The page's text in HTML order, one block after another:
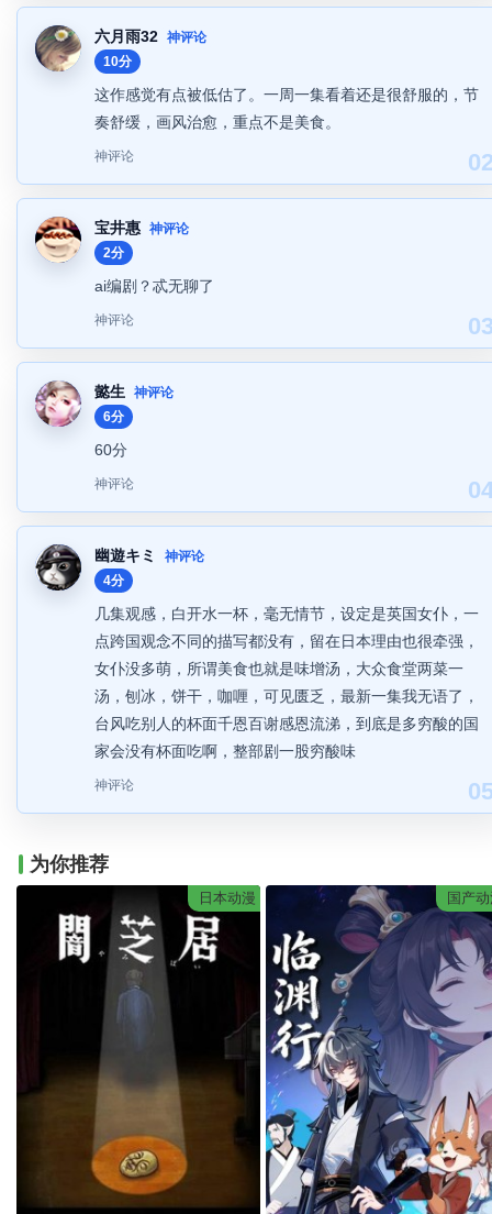
六月雨32 神评论
10分
这作感觉有点被低估了。一周一集看着还是很舒服的，节
奏舒缓，画风治愈，重点不是美食。
神评论
宝井惠 神评论
2分
ai编剧？忒无聊了
神评论
懿生
神评论
6分
60分
神评论
幽遊キミ
神评论
4分
几集观感，白开水一杯，毫无情节，设定是英国女仆，一
点跨国观念不同的描写都没有，留在日本理由也很牵强，
女仆没多萌，所谓美食也就是味增汤，大众食堂两菜一
汤，刨冰，饼干，咖喱，可见匮乏，最新一集我无语了，
台风吃别人的杯面千恩百谢感恩流涕，到底是多穷酸的国
家会没有杯面吃啊，整部剧一股穷酸味
神评论
为你推荐
日本动漫 国产